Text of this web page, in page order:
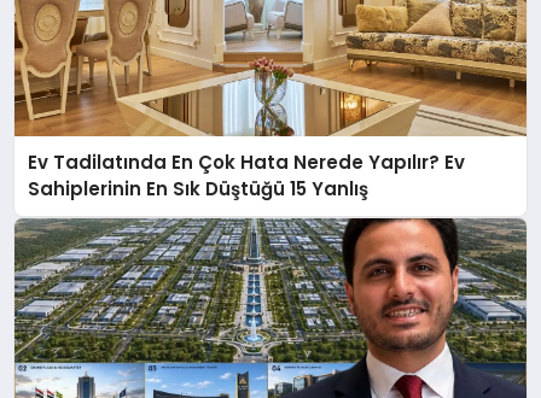
Ev Tadilatında En Çok Hata Nerede Yapılır? Ev
Sahiplerinin En Sık Düştüğü 15 Yanlış